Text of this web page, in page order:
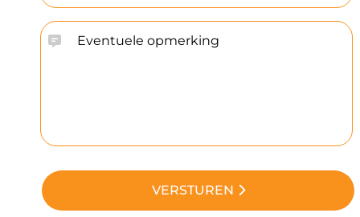
VERSTUREN